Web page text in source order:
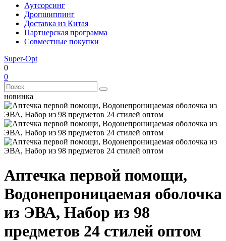
Аутсорсинг
Дропшиппинг
Доставка из Китая
Партнерская программа
Совместные покупки
Super-Opt
0
0
новинка
Аптечка первой помощи,
Водонепроницаемая оболочка
из ЭВА, Набор из 98
предметов 24 стилей оптом